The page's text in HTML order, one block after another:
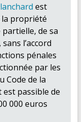
est
propriété
de sa
l’accord
pénales
par les
Code de la
passible de
000 euros